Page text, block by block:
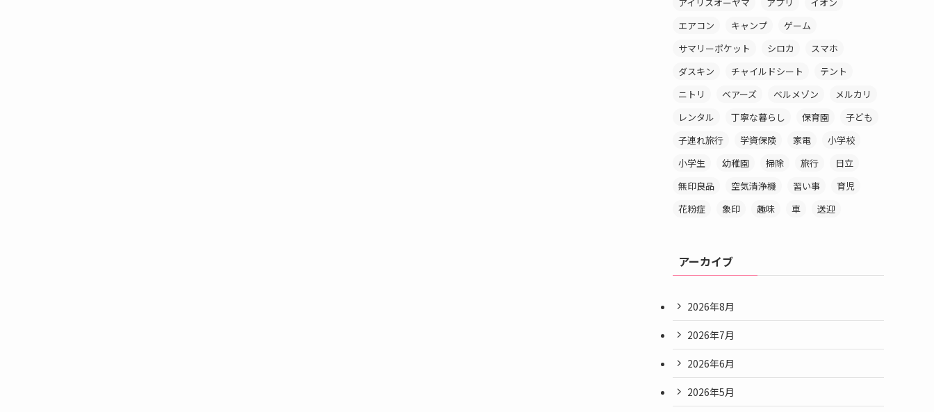
エアコン
キャンプ
ゲーム
サマリーポケット
シロカ
スマホ
ダスキン
チャイルドシート
テント
ニトリ
ベアーズ ベルメゾン
メルカリ
レンタル
丁寧な暮らし 保育園
子ども
子連れ旅行
学資保険 家電
小学校
小学生
幼稚園 掃除 旅行
日立
無印良品
空気清浄機 習い事
育児
花粉症
象印 趣味 車 送迎
アーカイブ
2026年8月
2026年7月
2026年6月
2026年5月